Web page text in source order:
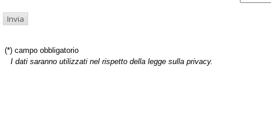
(*) campo obbligatorio
I dati saranno utilizzati nel rispetto della legge sulla privacy.